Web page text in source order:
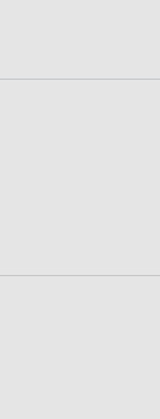
je dan in via